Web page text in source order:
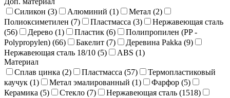
Силикон (3) Алюминий (1) Метал (2)
Полиоксиметилен (7) Пластмасса (3)
Нержавеющая сталь
(56) Дерево (1) Пластик (6)
Полипропилен (PP -
Polypropylen) (66) Бакелит (7) Деревина Pakka (9)
Нержавеющая сталь 18/10 (5) ABS (1)
Материал
Сплав цинка (2) Пластмасса (57)
Термопластиковый
каучук (1) Метал эмалированный (1) Фарфор (5)
Керамика (5) Стекло (7) Нержавеющая сталь (1518)